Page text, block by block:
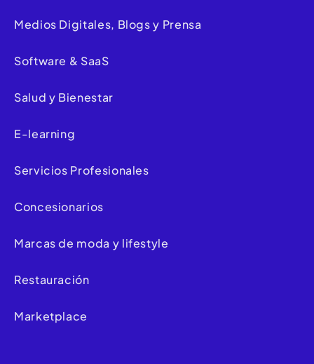
Medios Digitales, Blogs y Prensa
Software & SaaS
Salud y Bienestar
E-learning
Servicios Profesionales
Concesionarios
Marcas de moda y lifestyle
Restauración
Marketplace